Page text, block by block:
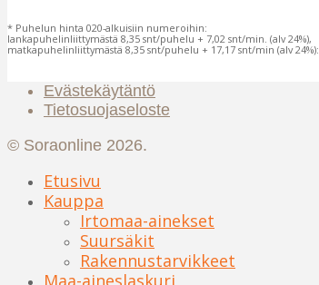
* Puhelun hinta 020-alkuisiin numeroihin:
lankapuhelinliittymästä 8,35 snt/puhelu + 7,02 snt/min. (alv 24%),
matkapuhelinliittymästä 8,35 snt/puhelu + 17,17 snt/min (alv 24%):
Evästekäytäntö
Tietosuojaseloste
© Soraonline 2026.
Etusivu
Kauppa
Irtomaa-ainekset
Suursäkit
Rakennustarvikkeet
Maa-aineslaskuri